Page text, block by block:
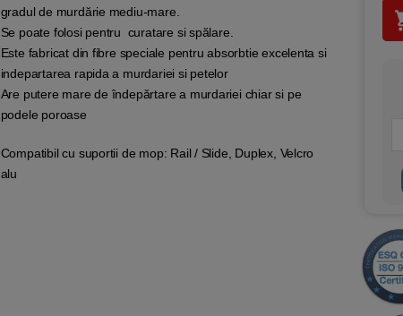
gradul de murdărie mediu-mare.
Se poate folosi pentru curatare si spălare.
Este fabricat din fibre speciale pentru absorbtie excelenta si
indepartarea rapida a murdariei si petelor
Are putere mare de îndepărtare a murdariei chiar si pe
podele poroase
Compatibil cu suportii de mop: Rail / Slide, Duplex, Velcro
alu